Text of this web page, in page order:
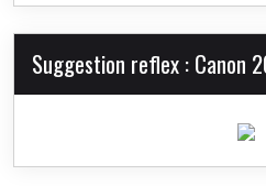
Suggestion reflex : Canon